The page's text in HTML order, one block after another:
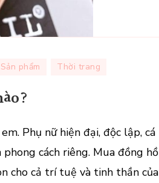
Sản phẩm Thời trang
Phụ nữ hiện đại, độc lập, cá
cách riêng. Mua đồng hồ
cho cả trí tuệ và tinh thần của